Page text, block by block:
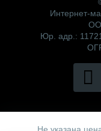
Не указана
Интернет-
Юр. адр.: